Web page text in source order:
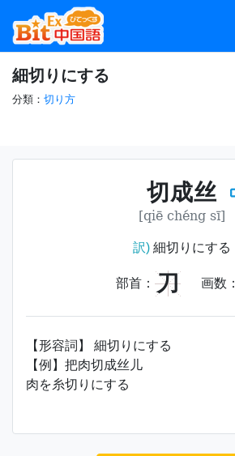
細切りにする
分類： 切り方
切成丝
[qiē chéng sī]
訳)細切りにする
部首： 刀 画数：
【形容詞】 細切りにする
【例】把肉切成丝儿
肉を糸切りにする